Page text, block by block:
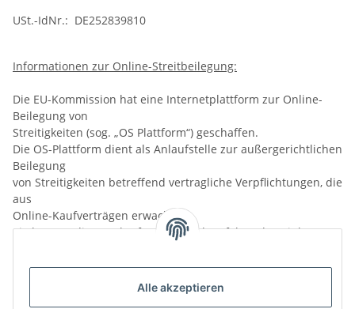
Alle akzeptieren
USt.-IdNr.: DE252839810
Informationen zur Online-Streitbeilegung:
Die EU-Kommission hat eine Internetplattform zur Online-
Beilegung von
Streitigkeiten (sog. „OS Plattform“) geschaffen.
Die OS-Plattform dient als Anlaufstelle zur außergerichtlichen
Beilegung
von Streitigkeiten betreffend vertragliche Verpflichtungen, die
aus
Online-Kaufverträgen erwachsen.
Sie können die OS-Plattform unter dem folgenden Link
http://ec.euopa.eu/consumers/odr „Hinweis gemäß § 36
Verbraucherstreitbeilegungsgesetz (VSBG)